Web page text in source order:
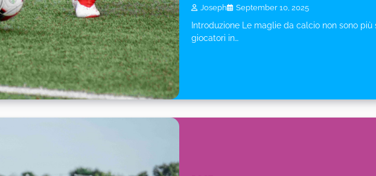
Joseph September 10, 2025
Introduzione Le maglie da calcio non sono
giocatori in…